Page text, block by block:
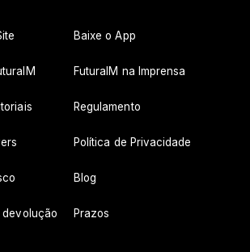
Baixe o App
FuturaIM na Imprensa
Regulamento
Política de Privacidade
Blog
devolução Prazos